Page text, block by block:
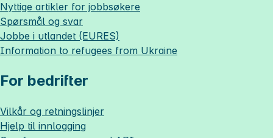
Nyttige artikler for jobbsøkere
Spørsmål og svar
Jobbe i utlandet (EURES)
Information to refugees from Ukraine
For bedrifter
Vilkår og retningslinjer
Hjelp til innlogging